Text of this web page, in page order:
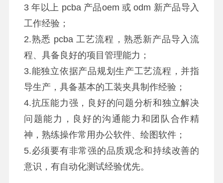
3 年以上 pcba 产品oem 或 odm 新产品导入
工作经验；
2.熟悉 pcba 工艺流程，熟悉新产品导入流
程、具备良好的项目管理能力；
3.能独立依据产品规划生产工艺流程，并指
导生产，具备基本的工装夹具制作经验；
4.抗压能力强，良好的问题分析和独立解决
问题能力，良好的沟通能力和团队合作精
神，熟练操作常用办公软件、绘图软件；
5.必须要有非常强的品质观念和持续改善的
意识，有自动化测试经验优先。